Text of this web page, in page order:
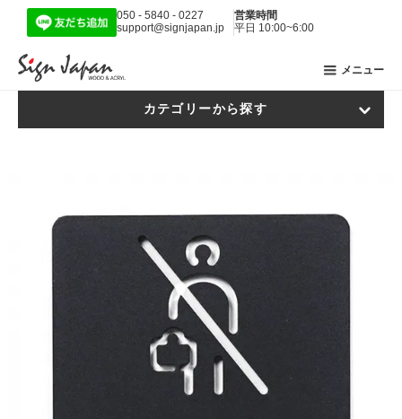
050 - 5840 - 0227
support@signjapan.jp
営業時間
平日 10:00~6:00
メニュー
カテゴリーから探す